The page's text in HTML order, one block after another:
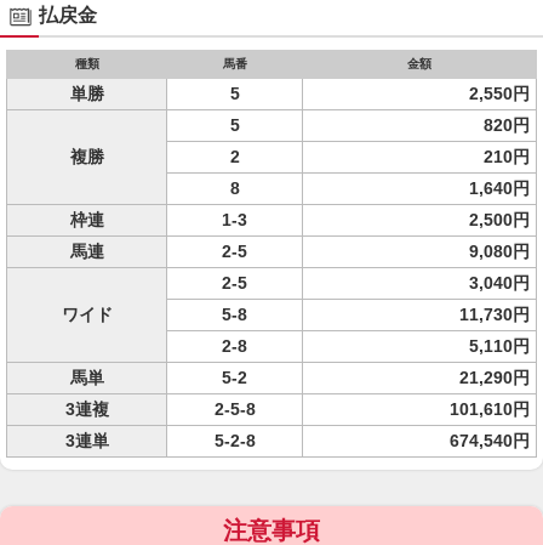
払戻金
種類 馬番 金額
単勝 5 2,550円
複勝
5
820円
2
210円
8
1,640円
枠連
1-3
2,500円
馬連
2-5 9,080円
ワイド
2-5
3,040円
5-8
11,730円
2-8
5,110円
馬単
5-2
21,290円
3連複
2-5-8
101,610円
3連単
5-2-8 674,540円
注意事項